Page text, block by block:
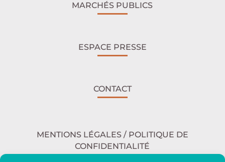
MARCHÉS PUBLICS
ESPACE PRESSE
CONTACT
MENTIONS LÉGALES / POLITIQUE DE
CONFIDENTIALITÉ